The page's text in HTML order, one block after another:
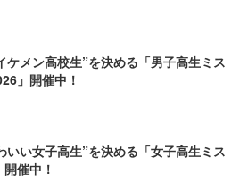
ケメン高校生”を決める「男子高生ミス
」開催中！
いい女子高生”を決める「女子高生ミス
催中！